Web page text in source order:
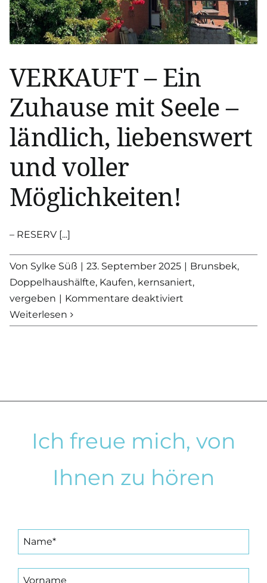
VERKAUFT – Ein
Zuhause mit Seele –
ländlich, liebenswert
und voller
Möglichkeiten!
– RESERV [...]
Von Sylke Süß | 23. September 2025 | Brunsbek,
Doppelhaushälfte, Kaufen, kernsaniert,
vergeben | Kommentare deaktiviert
liebenswert
voller
Weiterlesen
Ich freue mich, von
Ihnen zu hören